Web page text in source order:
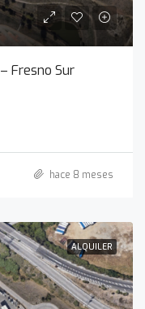
Fresno Sur
hace 8 meses
ALQUILER